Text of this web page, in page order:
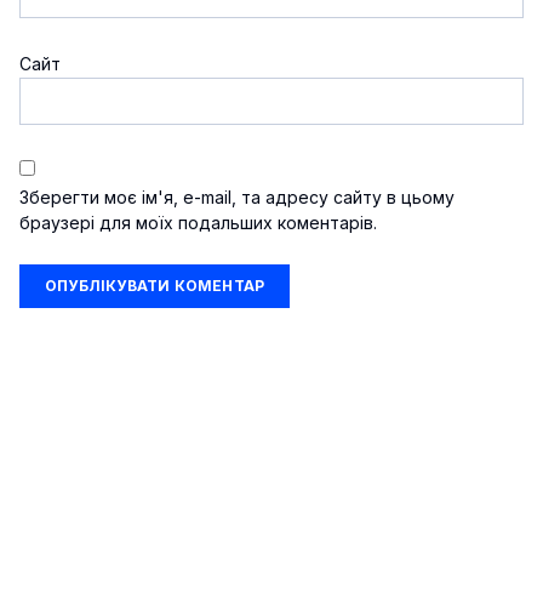
Сайт
Зберегти моє ім'я, e-mail, та адресу сайту в цьому
браузері для моїх подальших коментарів.